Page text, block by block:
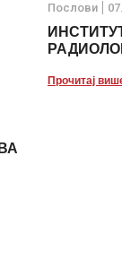
Послови
Прочитај